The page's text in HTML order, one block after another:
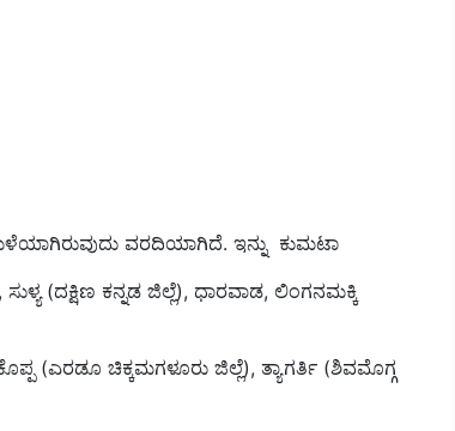
ವರದಿಯಾಗಿದೆ. ಇನ್ನು ಕುಮಟಾ
(ದಕ್ಷಿಣ ಕನ್ನಡ ಜಿಲ್ಲೆ), ಧಾರವಾಡ, ಲಿಂಗನಮಕ್ಕಿ
(ಎರಡೂ ಚಿಕ್ಕಮಗಳೂರು ಜಿಲ್ಲೆ), ತ್ಯಾಗರ್ತಿ (ಶಿವಮೊಗ್ಗ